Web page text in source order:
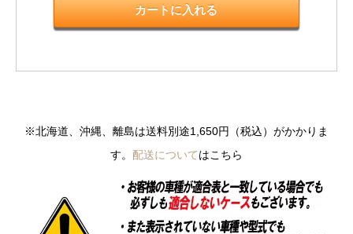
※北海道、沖縄、離島は送料別途1,650円（税込）がかかりま
す。 配送についてはこちら